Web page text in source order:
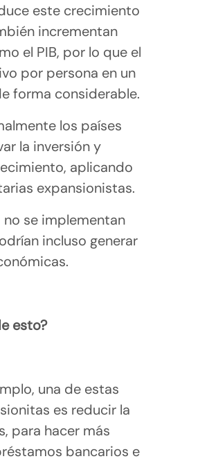
este crecimiento
incrementan
el PIB, por lo que el
por persona en un
forma considerable.
los países
la inversión y
aplicando
expansionistas.
no se implementan
incluso generar
esto?
una de estas
es reducir la
para hacer más
bancarios e